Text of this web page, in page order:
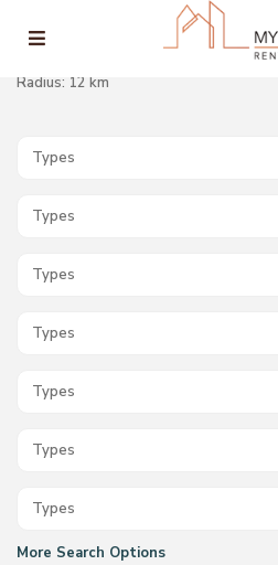
Radius: 12 km
Types
Types
Types
Types
Types
Types
Types
More Search Options